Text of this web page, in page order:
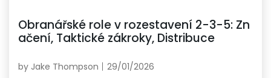
Obranářské role v rozestavení 2-3-5: Zn
ačení, Taktické zákroky, Distribuce
by Jake Thompson 29/01/2026